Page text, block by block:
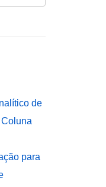
de
para